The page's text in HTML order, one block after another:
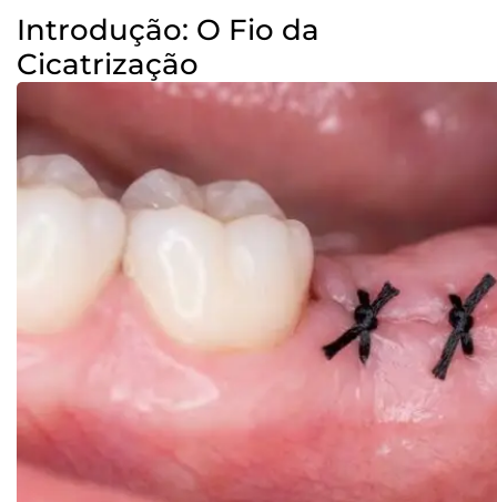
Introdução: O Fio da
Cicatrização